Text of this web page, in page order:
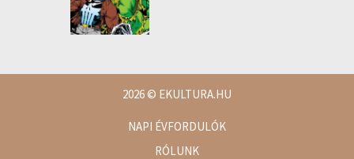
2026© EKULTURA.HU
NAPI ÉVFORDULÓK
RÓLUNK